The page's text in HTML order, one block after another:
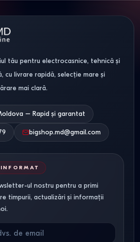
tău pentru electrocasnice, tehnică și
cu livrare rapidă, selecție mare și
mai clară.
– Rapid și garantat
bigshop.md@gmail.com
ul nostru pentru a primi
timpurii, actualizări și informații